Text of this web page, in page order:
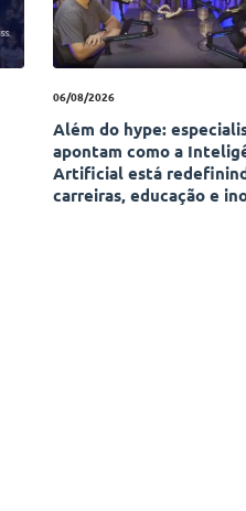
06/08/2026
Além do hype:
apontam como a
Artificial está
carreiras, educação e